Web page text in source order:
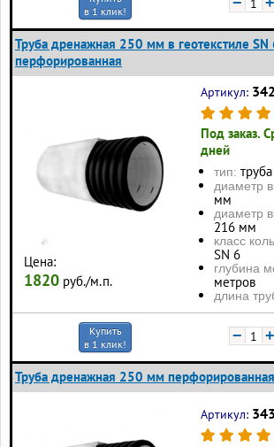
в 1 клик!
Труба дренажная 250 мм в геотекстиле SN
перфорированная
Цена:
1820 руб./м.п.
Артикул:
Под заказ.
дней
тип:
диаметр
мм
диаметр
216 мм
класс
SN 6
глубина
метров
длина
Купить
в 1 клик!
− +
Труба дренажная 250 мм
Артикул: